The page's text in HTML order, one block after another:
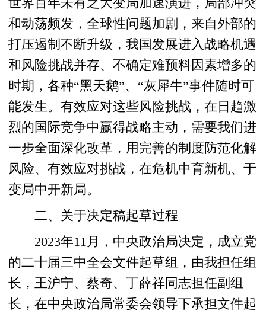
世界百年未有之大变局加速演进，局部冲突
和动荡频发，全球性问题加剧，来自外部的
打压遏制不断升级，我国发展进入战略机遇
和风险挑战并存、不确定难预料因素增多的
时期，各种“黑天鹅”、“灰犀牛”事件随时可
能发生。有效应对这些风险挑战，在日趋激
烈的国际竞争中赢得战略主动，需要我们进
一步全面深化改革，用完善的制度防范化解
风险、有效应对挑战，在危机中育新机、于
变局中开新局。
二、关于决定稿起草过程
2023年11月，中央政治局决定，成立党
的二十届三中全会文件起草组，由我担任组
长，王沪宁、蔡奇、丁薛祥同志担任副组
长，在中央政治局常委会领导下承担文件起